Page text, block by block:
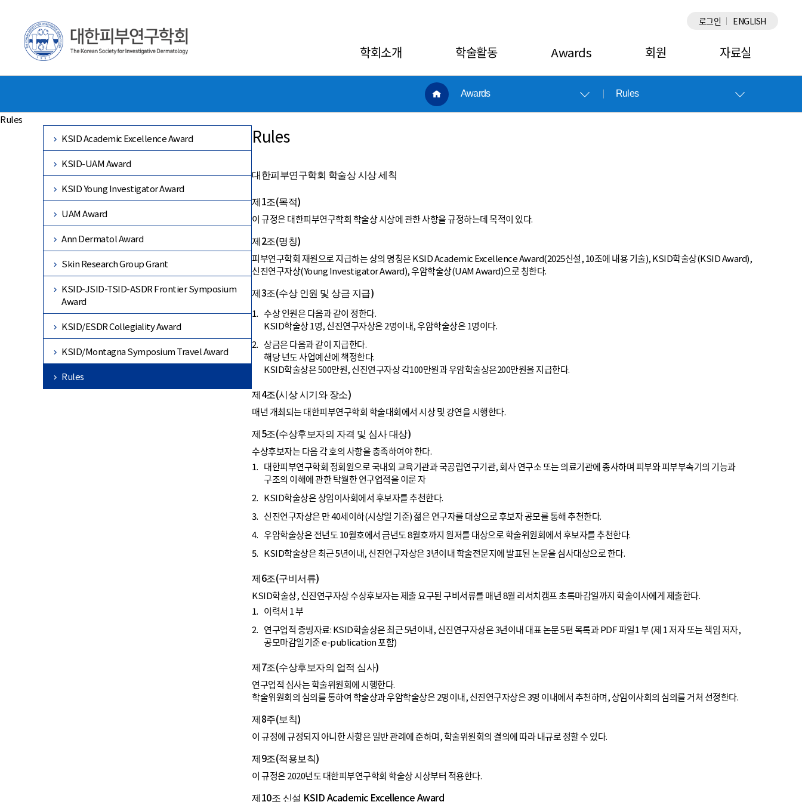
ENGLISH
로그인
학회소개 학술활동 Awards 회원 자료실
×
Awards Rules
Rules
KSID Academic Excellence Award
KSID-UAM Award
KSID Young Investigator Award
UAM Award
Ann Dermatol Award
Skin Research Group Grant
KSID-JSID-TSID-ASDR Frontier Symposium
Award
KSID/ESDR Collegiality Award
KSID/Montagna Symposium Travel Award
Rules
Rules
대한피부연구학회 학술상 시상 세칙
제1조(목적)
이 규정은 대한피부연구학회 학술상 시상에 관한 사항을 규정하는데 목적이 있다.
제2조(명칭)
피부연구학회 재원으로 지급하는 상의 명칭은 KSID Academic Excellence Award(2025신설, 10조에 내용 기술), KSID학술상(KSID Award),
신진연구자상(Young Investigator Award), 우암학술상(UAM Award)으로 칭한다.
제3조(수상 인원 및 상금 지급)
1. 수상 인원은 다음과 같이 정한다.
KSID학술상 1명, 신진연구자상은 2명이내, 우암학술상은 1명이다.
2. 상금은 다음과 같이 지급한다.
해당 년도 사업예산에 책정한다.
KSID학술상은 500만원, 신진연구자상 각100만원과 우암학술상은200만원을 지급한다.
제4조(시상 시기와 장소)
매년 개최되는 대한피부연구학회 학술대회에서 시상 및 강연을 시행한다.
제5조(수상후보자의 자격 및 심사 대상)
수상후보자는 다음 각 호의 사항을 충족하여야 한다.
1. 대한피부연구학회 정회원으로 국내외 교육기관과 국공립연구기관, 회사 연구소 또는 의료기관에 종사하며 피부와 피부부속기의 기능과
구조의 이해에 관한 탁월한 연구업적을 이룬 자
2. KSID학술상은 상임이사회에서 후보자를 추천한다.
3. 신진연구자상은 만 40세이하(시상일 기준) 젊은 연구자를 대상으로 후보자 공모를 통해 추천한다.
4. 우암학술상은 전년도 10월호에서 금년도 8월호까지 원저를 대상으로 학술위원회에서 후보자를 추천한다.
5. KSID학술상은 최근 5년이내, 신진연구자상은 3년이내 학술전문지에 발표된 논문을 심사대상으로 한다.
제6조(구비서류)
KSID학술상, 신진연구자상 수상후보자는 제출 요구된 구비서류를 매년 8월 리서치캠프 초록마감일까지 학술이사에게 제출한다.
1. 이력서 1 부
2. 연구업적 증빙자료: KSID학술상은 최근 5년이내, 신진연구자상은 3년이내 대표 논문 5편 목록과 PDF 파일1 부 (제 1 저자 또는 책임 저자,
공모마감일기준 e-publication 포함)
제7조(수상후보자의 업적 심사)
연구업적 심사는 학술위원회에 시행한다.
학술위원회의 심의를 통하여 학술상과 우암학술상은 2명이내, 신진연구자상은 3명 이내에서 추천하며, 상임이사회의 심의를 거쳐 선정한다.
제8주(보칙)
이 규정에 규정되지 아니한 사항은 일반 관례에 준하며, 학술위원회의 결의에 따라 내규로 정할 수 있다.
제9조(적용보칙)
이 규정은 2020년도 대한피부연구학회 학술상 시상부터 적용한다.
제10조 신설 KSID Academic Excellence Award